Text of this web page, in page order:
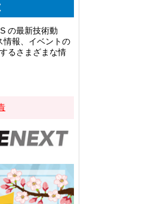
の最新技術動
情報、イベントの
るさまざまな情